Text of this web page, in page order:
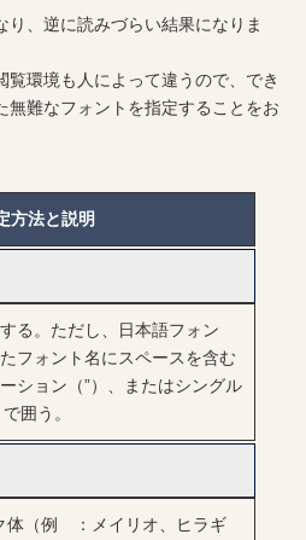
、逆に読みづらい結果になりま
覧環境も人によって違うので、でき
無難なフォントを指定することをお
方法と説明
る。ただし、日本語フォン
フォント名にスペースを含む
ション（”）、またはシングル
囲う。
体（例 ：メイリオ、ヒラギ